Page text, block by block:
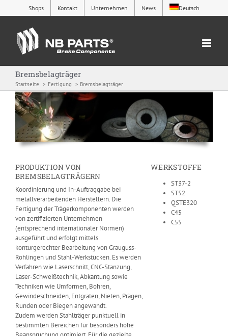
Inhalt
Shops Kontakt Unternehmen News Deutsch
Bremsbelagträger
Startseite Fertigung Bremsbelagträger
PRODUKTION VON
BREMSBELAGTRÄGERN
Koordinierung und In-Auftraggabe bei
metallverarbeitenden Herstellern. Die
Fertigung der Trägerkomponenten werden
von zertifizierten Unternehmen
(entsprechend internationaler Normen)
ausgeführt und erfolgt mittels
konturgerechter Bearbeitung von Grauguss-
Rohlingen und Stahl-Werkstücken. Es werden
Verfahren wie Laserschnitt, CNC-Stanzung,
Laser-Schweißtechnik, Abkantung sowie
Techniken wie Umformen, Bohren,
Gewindeschneiden, Entgraten, Nieten, Prägen,
Runden oder Biegen angewandt.
Zudem werden Stahlträger punktuell in
bestimmten Bereichen für besonders hohe
WERKSTOFFE
ST37-2
ST52
QSTE320
C45
C55